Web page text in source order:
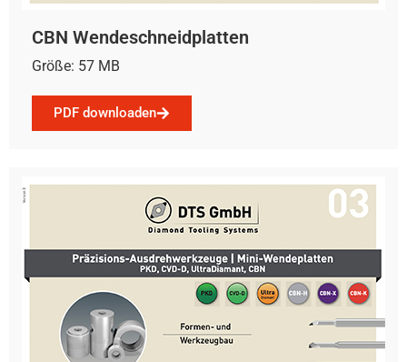
CBN Wendeschneidplatten
Größe: 57 MB
PDF downloaden